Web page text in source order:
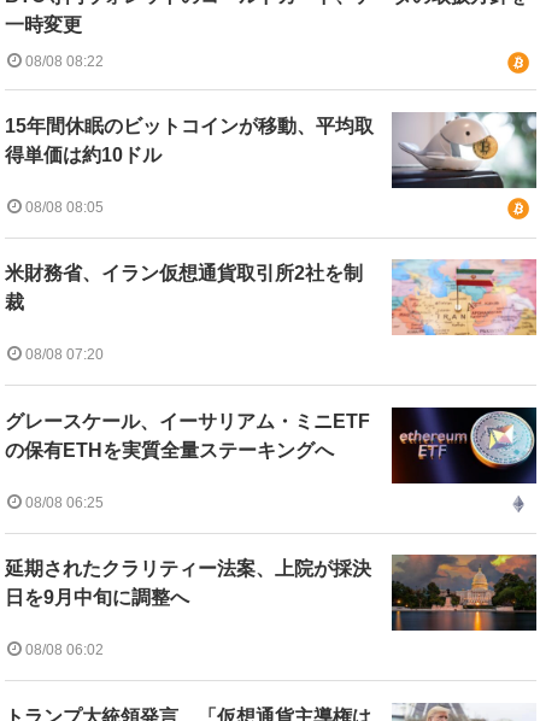
一時変更
08/08 08:22
15年間休眠のビットコインが移動、平均取
得単価は約10ドル
08/08 08:05
米財務省、イラン仮想通貨取引所2社を制
裁
08/08 07:20
グレースケール、イーサリアム・ミニETF
の保有ETHを実質全量ステーキングへ
08/08 06:25
延期されたクラリティー法案、上院が採決
日を9月中旬に調整へ
08/08 06:02
トランプ大統領発言、「仮想通貨主導権は